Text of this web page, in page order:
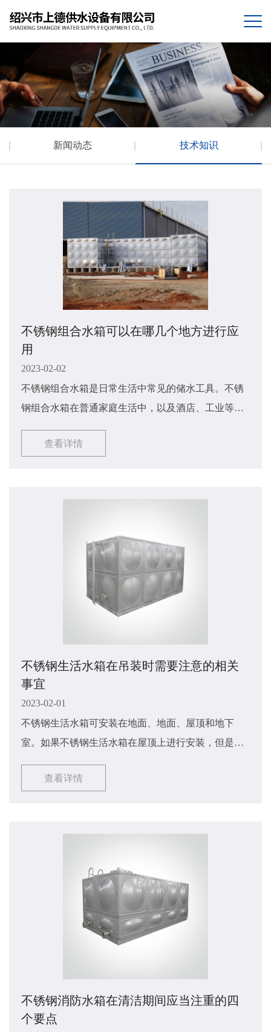
新闻动态 技术知识
不锈钢组合水箱可以在哪几个地方进行应
用
2023-02-02
不锈钢组合水箱是日常生活中常见的储水工具。不锈
钢组合水箱在普通家庭生活中，以及酒店、工业等环
进行应用呢？接下来由小编来对此讲解一下吧，希望
查看详情
不锈钢生活水箱在吊装时需要注意的相关
事宜
2023-02-01
不锈钢生活水箱可安装在地面、地面、屋顶和地下
室。如果不锈钢生活水箱在屋顶上进行安装，但是屋
完成后将不锈钢生活水箱放在地面上，用吊车将不锈
查看详情
不锈钢消防水箱在清洁期间应当注重的四
个要点